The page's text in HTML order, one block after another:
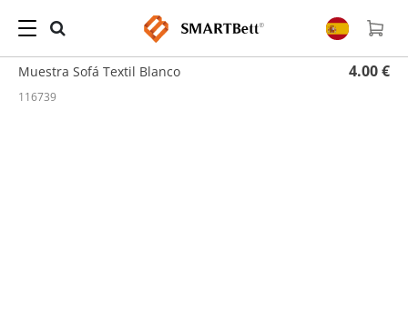
Hogar PRUEBAS DE COLORES / Muestra Sofá Textil Blanco
Muestra Sofá Textil Blanco 4.00 €
116739